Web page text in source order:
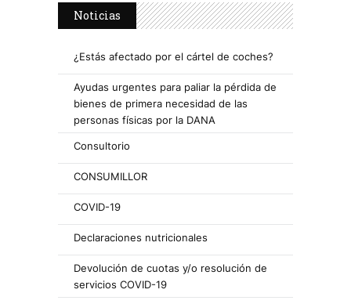
Noticias
¿Estás afectado por el cártel de coches?
Ayudas urgentes para paliar la pérdida de
bienes de primera necesidad de las
personas físicas por la DANA
Consultorio
CONSUMILLOR
COVID-19
Declaraciones nutricionales
Devolución de cuotas y/o resolución de
servicios COVID-19